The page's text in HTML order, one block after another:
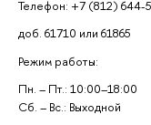
Телефон: +7 (812) 644-
доб. 61710 или 61865
Режим работы:
Пн. – Пт.: 10:00–18:00
Сб. – Вс.: Выходной